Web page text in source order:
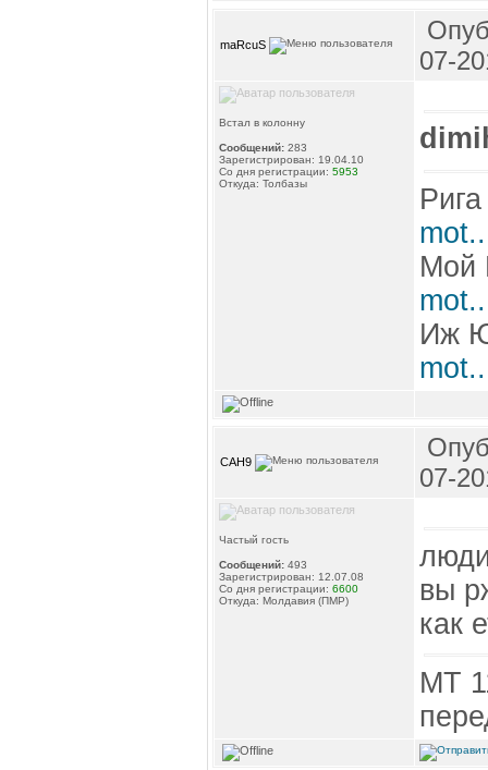
maRcuS
07-
Встал в колонну
Сообщений: 283
Зарегистрирован: 19.04.10
Со дня регистрации: 5953
Откуда: Толбазы
Мой
Иж
CAH9
07-
Частый гость
Сообщений: 493
Зарегистрирован: 12.07.08
Со дня регистрации: 6600
Откуда: Молдавия (ПМР)
вы
как
МТ